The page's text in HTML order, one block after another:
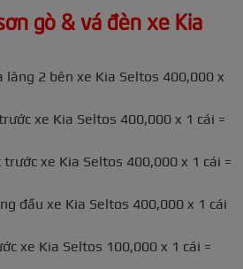
gò & vá đèn xe Kia
lăng 2 bên xe Kia Seltos 400,000 x
xe Kia Seltos 400,000 x 1 cái =
trước xe Kia Seltos 400,000 x 1 cái =
đầu xe Kia Seltos 400,000 x 1 cái
xe Kia Seltos 100,000 x 1 cái =